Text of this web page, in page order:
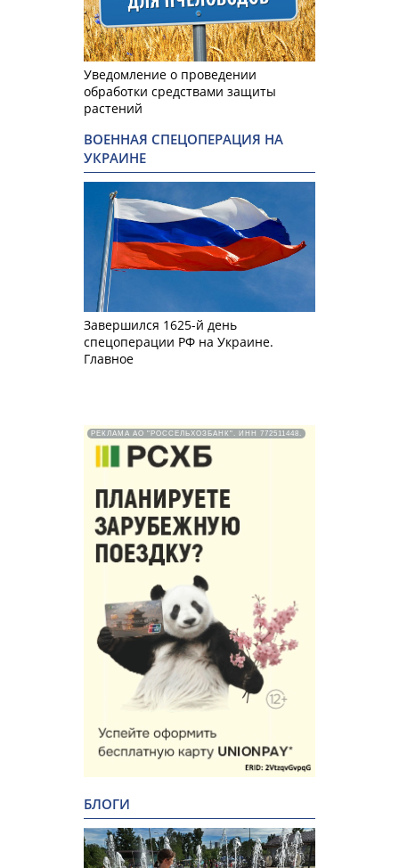
Уведомление о проведении
обработки средствами защиты
растений
ВОЕННАЯ СПЕЦОПЕРАЦИЯ НА
УКРАИНЕ
Завершился 1625-й день
спецоперации РФ на Украине.
Главное
РЕКЛАМА АО "РОССЕЛЬХОЗБАНК". ИНН 772511448.
БЛОГИ